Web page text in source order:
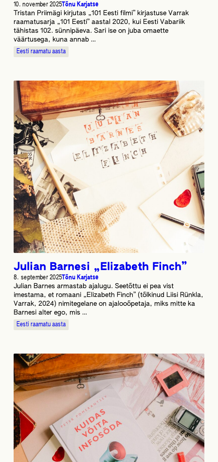
10. november 2025Tõnu Karjatse
Tristan Priimägi kirjutas „101 Eesti filmi” kirjastuse Varrak
raamatusarja „101 Eesti” aastal 2020, kui Eesti Vabariik
tähistas 102. sünnipäeva. Sari ise on juba omaette
väärtusega, kuna annab …
Eesti raamatu aasta
Julian Barnesi „Elizabeth Finch”
8. september 2025Tõnu Karjatse
Julian Barnes armastab ajalugu. Seetõttu ei pea vist
imestama, et romaani „Elizabeth Finch” (tõlkinud Liisi Rünkla,
Varrak, 2024) nimitegelane on ajalooõpetaja, miks mitte ka
Barnesi alter ego, mis …
Eesti raamatu aasta